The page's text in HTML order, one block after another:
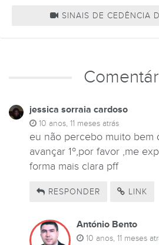
SINAIS DE CEDÊNCIA
jessica sorraia cardoso
10 anos, 11 meses atrás
eu não percebo muito bem
avançar 1º,por favor ,me
forma mais clara pff
RESPONDER LINK
António Bento
10 anos, 11 meses